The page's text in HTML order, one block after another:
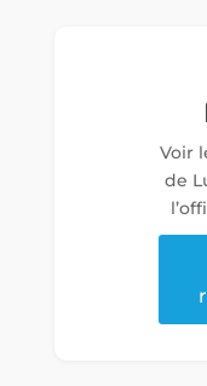
Voir
de